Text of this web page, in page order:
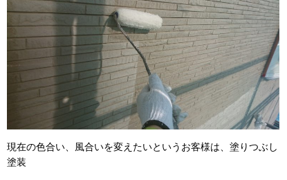
現在の色合い、風合いを変えたいというお客様は、塗りつぶし
塗装